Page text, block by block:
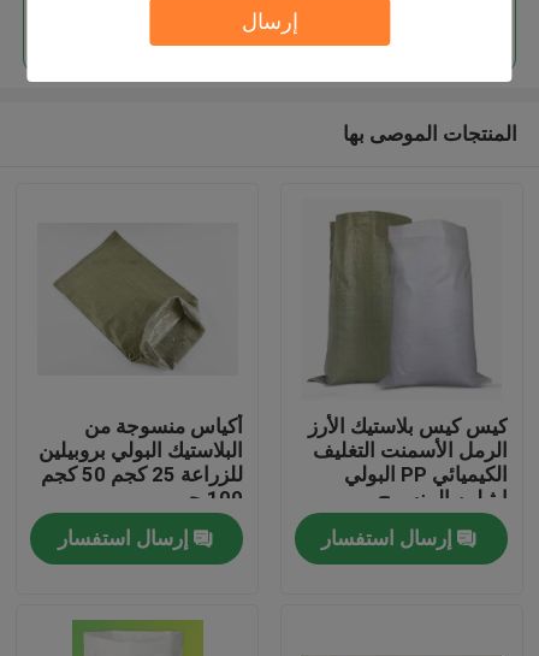
إرسال
منزل، بيت
استمر
المنتجات الموصى بها
كيس كيس بلاستيك الأرز
الرمل الأسمنت التغليف
الكيميائي PP البولي
إيثيلين المنسوج
إرسال استفسار
أكياس منسوجة من
البلاستيك البولي بروبيلين
للزراعة 25 كجم 50 كجم
100 جم
إرسال استفسار